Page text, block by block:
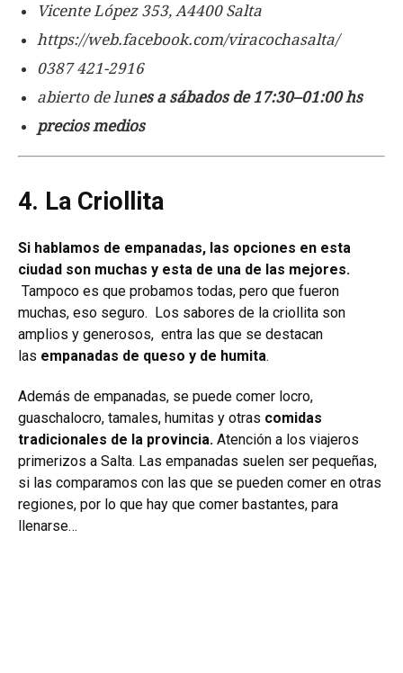
Vicente López 353, A4400 Salta
https://web.facebook.com/viracochasalta/
0387 421-2916
abierto de lunes a sábados de 17:30–01:00 hs
precios medios
4. La Criollita
Si hablamos de empanadas, las opciones en esta
ciudad son muchas y esta de una de las mejores.
Tampoco es que probamos todas, pero que fueron
muchas, eso seguro. Los sabores de la criollita son
amplios y generosos, entra las que se destacan
las empanadas de queso y de humita.
Además de empanadas, se puede comer locro,
guaschalocro, tamales, humitas y otras comidas
tradicionales de la provincia. Atención a los viajeros
primerizos a Salta. Las empanadas suelen ser pequeñas,
si las comparamos con las que se pueden comer en otras
regiones, por lo que hay que comer bastantes, para
llenarse…